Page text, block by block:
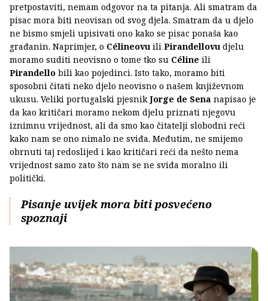
pretpostaviti, nemam odgovor na ta pitanja. Ali smatram da
pisac mora biti neovisan od svog djela. Smatram da u djelo
ne bismo smjeli upisivati ono kako se pisac ponaša kao
građanin. Naprimjer, o Célineovu ili Pirandellovu djelu
moramo suditi neovisno o tome tko su Céline ili
Pirandello bili kao pojedinci. Isto tako, moramo biti
sposobni čitati neko djelo neovisno o našem književnom
ukusu. Veliki portugalski pjesnik Jorge de Sena napisao je
da kao kritičari moramo nekom djelu priznati njegovu
iznimnu vrijednost, ali da smo kao čitatelji slobodni reći
kako nam se ono nimalo ne sviđa. Međutim, ne smijemo
obrnuti taj redoslijed i kao kritičari reći da nešto nema
vrijednost samo zato što nam se ne sviđa moralno ili
politički.
Pisanje uvijek mora biti posvećeno
spoznaji